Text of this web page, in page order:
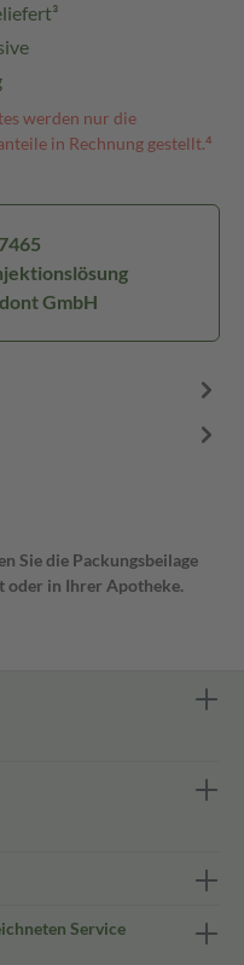
werden nur die
in Rechnung gestellt.⁴
GmbH
Sie die Packungsbeilage
oder in Ihrer Apotheke.
Service